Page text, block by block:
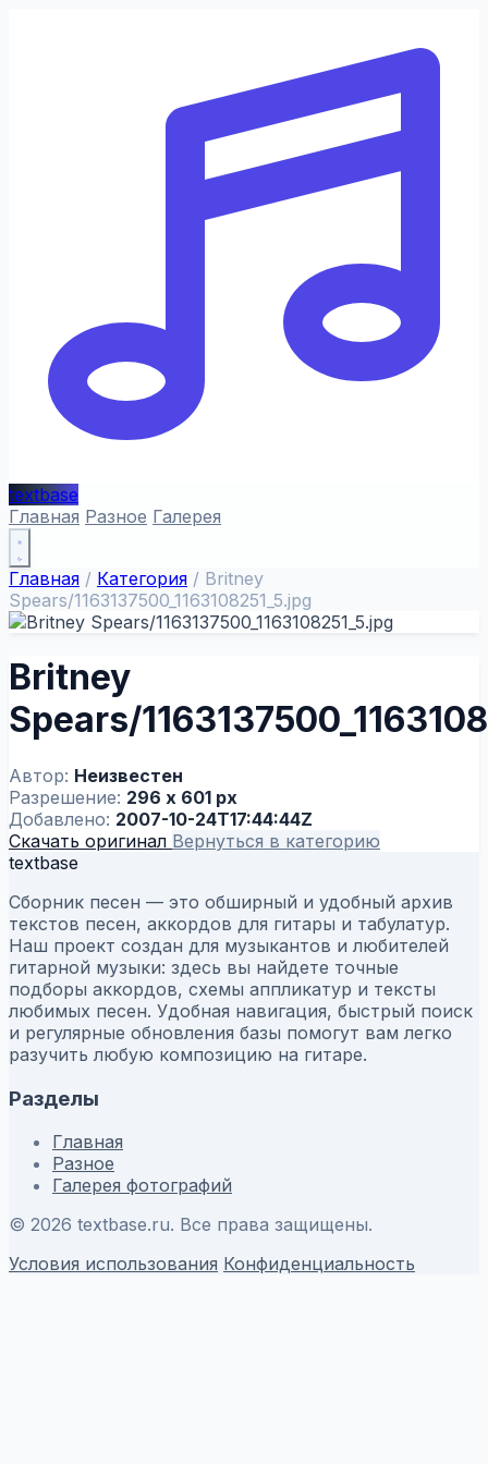
textbase
Главная Разное Галерея
Главная / Категория / Britney
Spears/1163137500_1163108251_5.jpg
Britney
Spears/
Автор: Неизвестен
Разрешение: 296 x 601 px
Добавлено: 2007-10-24T17:44:44Z
Скачать оригинал Вернуться в категорию
textbase
Сборник песен — это обширный и удобный архив
текстов песен, аккордов для гитары и табулатур.
Наш проект создан для музыкантов и любителей
гитарной музыки: здесь вы найдете точные
подборы аккордов, схемы аппликатур и тексты
любимых песен. Удобная навигация, быстрый поиск
и регулярные обновления базы помогут вам легко
разучить любую композицию на гитаре.
Разделы
Главная
Разное
Галерея фотографий
© 2026 textbase.ru. Все права защищены.
Условия использования Конфиденциальность